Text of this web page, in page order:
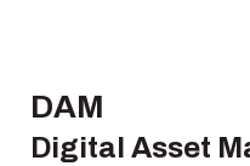
DAM
Digital Asset